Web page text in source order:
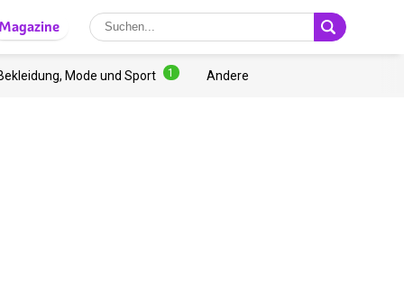
Magazine
Mode und Sport 1 Andere